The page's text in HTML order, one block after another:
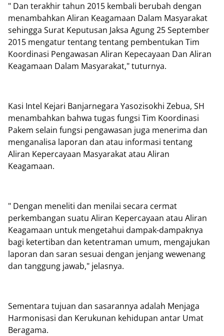
" Dan terakhir tahun 2015 kembali berubah dengan
menambahkan Aliran Keagamaan Dalam Masyarakat
sehingga Surat Keputusan Jaksa Agung 25 September
2015 mengatur tentang tentang pembentukan Tim
Koordinasi Pengawasan Aliran Kepecayaan Dan Aliran
Keagamaan Dalam Masyarakat," tuturnya.
Kasi Intel Kejari Banjarnegara Yasozisokhi Zebua, SH
menambahkan bahwa tugas fungsi Tim Koordinasi
Pakem selain fungsi pengawasan juga menerima dan
menganalisa laporan dan atau informasi tentang
Aliran Kepercayaan Masyarakat atau Aliran
Keagamaan.
" Dengan meneliti dan menilai secara cermat
perkembangan suatu Aliran Kepercayaan atau Aliran
Keagamaan untuk mengetahui dampak-dampaknya
bagi ketertiban dan ketentraman umum, mengajukan
laporan dan saran sesuai dengan jenjang wewenang
dan tanggung jawab," jelasnya.
Sementara tujuan dan sasarannya adalah Menjaga
Harmonisasi dan Kerukunan kehidupan antar Umat
Beragama.